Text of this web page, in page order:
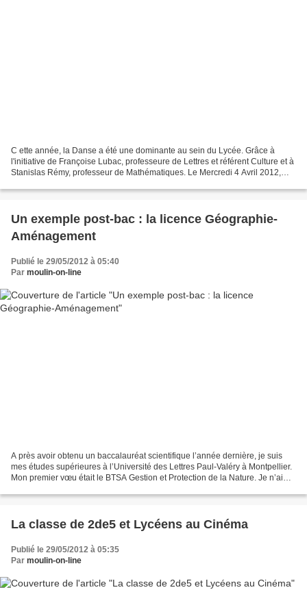
C ette année, la Danse a été une dominante au sein du Lycée. Grâce à
l'initiative de Françoise Lubac, professeure de Lettres et référent Culture et à
Stanislas Rémy, professeur de Mathématiques. Le Mercredi 4 Avril 2012,
Un exemple post-bac : la licence Géographie-
Aménagement
Publié le 29/05/2012 à 05:40
Par moulin-on-line
A près avoir obtenu un baccalauréat scientifique l’année dernière, je suis
mes études supérieures à l’Université des Lettres Paul-Valéry à Montpellier.
Mon premier vœu était le BTSA Gestion et Protection de la Nature. Je n’ai
La classe de 2de5 et Lycéens au Cinéma
Publié le 29/05/2012 à 05:35
Par moulin-on-line